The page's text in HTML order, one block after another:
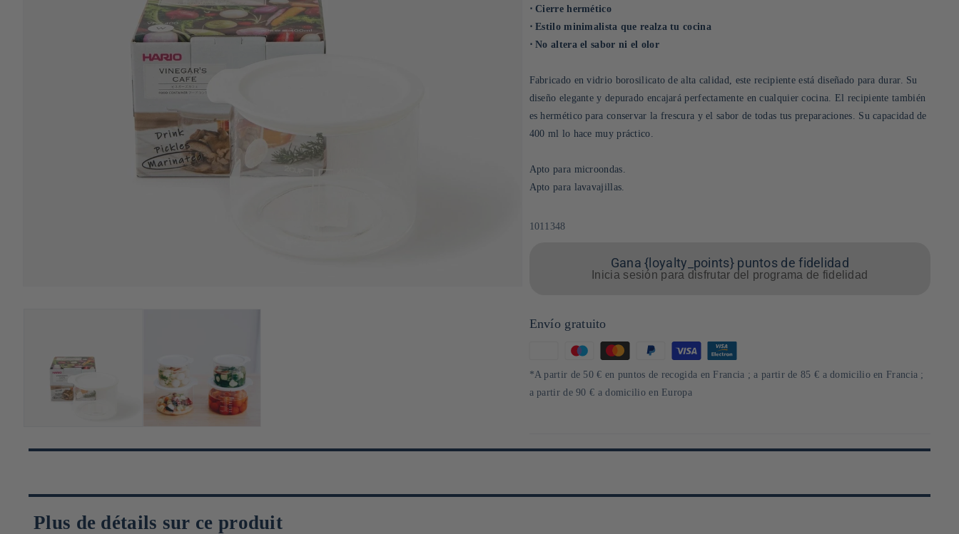
⋅ Cierre hermético
⋅ Estilo minimalista que realza tu cocina
⋅ No altera el sabor ni el olor
Fabricado en vidrio borosilicato de alta calidad, este recipiente está diseñado para durar. Su
diseño elegante y depurado encajará perfectamente en cualquier cocina. El recipiente también
es hermético para conservar la frescura y el sabor de todas tus preparaciones. Su capacidad de
400 ml lo hace muy práctico.
Apto para microondas.
Apto para lavavajillas.
SKU:
1011348
Gana {loyalty_points} puntos de fidelidad
Inicia sesión para disfrutar del programa de fidelidad
Envío gratuito
de
*A partir de 50 € en puntos de recogida en Francia ; a partir de 85 € a domicilio en Francia ;
a partir de 90 € a domicilio en Europa
Plus de détails sur ce produit